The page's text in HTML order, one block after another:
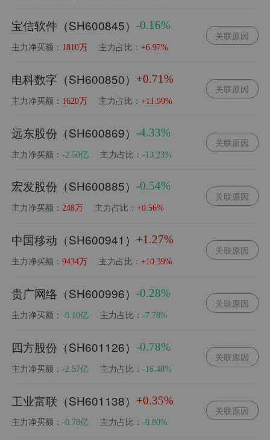
宝信软件（SH600845）-0.16%
主力净买额： 1810万 主力占比：+6.97%
关联原因
电科数字（SH600850） +0.71%
主力净买额： 1620万 主力占比：+11.99%
关联原因
远东股份（SH600869）-4.33%
主力净买额：-2.50亿 主力占比：-13.23%
关联原因
宏发股份（SH600885）-0.54%
主力净买额：248万 主力占比：+0.56%
关联原因
中国移动（SH600941） +1.27%
主力净买额：9434万 主力占比：+10.39%
关联原因
贵广网络（SH600996）-0.28%
主力净买额：-0.10亿 主力占比：-7.78%
关联原因
四方股份（SH601126）-0.78%
主力净买额：-2.57亿 主力占比：-16.48%
关联原因
工业富联（SH601138） +0.35%
主力净买额：-0.78亿 主力占比：-0.80%
关联原因